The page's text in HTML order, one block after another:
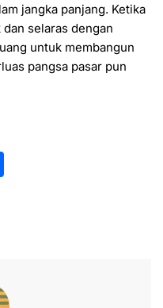
jangka panjang. Ketika
selaras dengan
untuk membangun
pangsa pasar pun